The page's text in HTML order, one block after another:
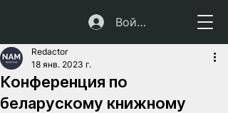
Войти
Конференция по
беларускому книжному
Redactor
18 янв. 2023 г.